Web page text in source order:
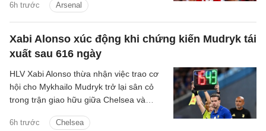
6h trước Arsenal
Xabi Alonso xúc động khi chứng kiến Mudryk tái
xuất sau 616 ngày
6h trước Chelsea
HLV Xabi Alonso thừa nhận việc trao cơ
hội cho Mykhailo Mudryk trở lại sân cỏ
trong trận giao hữu giữa Chelsea và
xúc đối với toàn đội.